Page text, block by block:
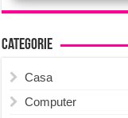
Categorie
Casa
Computer